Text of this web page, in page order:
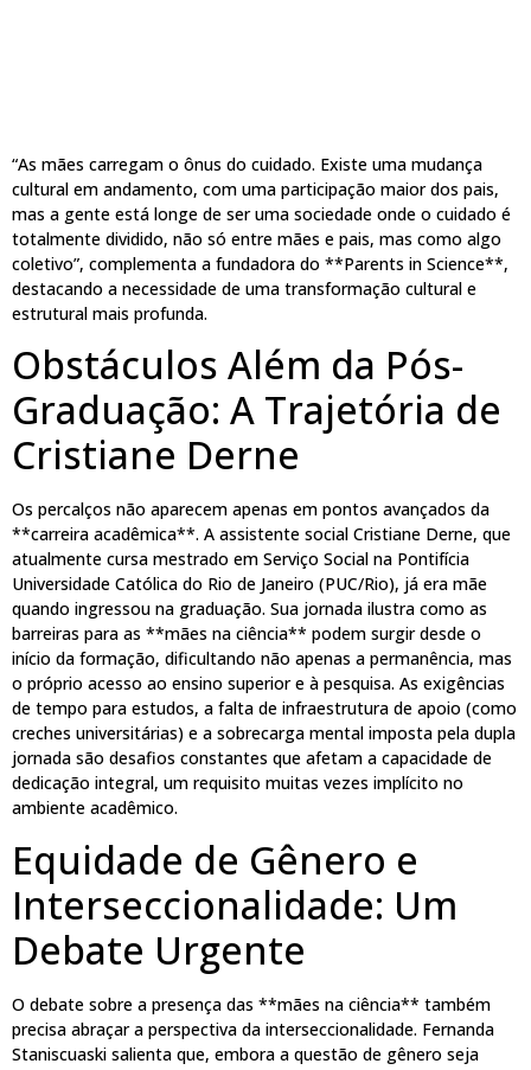
“As mães carregam o ônus do cuidado. Existe uma mudança
cultural em andamento, com uma participação maior dos pais,
mas a gente está longe de ser uma sociedade onde o cuidado é
totalmente dividido, não só entre mães e pais, mas como algo
coletivo”, complementa a fundadora do **Parents in Science**,
destacando a necessidade de uma transformação cultural e
estrutural mais profunda.
Obstáculos Além da Pós-
Graduação: A Trajetória de
Cristiane Derne
Os percalços não aparecem apenas em pontos avançados da
**carreira acadêmica**. A assistente social Cristiane Derne, que
atualmente cursa mestrado em Serviço Social na Pontifícia
Universidade Católica do Rio de Janeiro (PUC/Rio), já era mãe
quando ingressou na graduação. Sua jornada ilustra como as
barreiras para as **mães na ciência** podem surgir desde o
início da formação, dificultando não apenas a permanência, mas
o próprio acesso ao ensino superior e à pesquisa. As exigências
de tempo para estudos, a falta de infraestrutura de apoio (como
creches universitárias) e a sobrecarga mental imposta pela dupla
jornada são desafios constantes que afetam a capacidade de
dedicação integral, um requisito muitas vezes implícito no
ambiente acadêmico.
Equidade de Gênero e
Interseccionalidade: Um
Debate Urgente
O debate sobre a presença das **mães na ciência** também
precisa abraçar a perspectiva da interseccionalidade. Fernanda
Staniscuaski salienta que, embora a questão de gênero seja